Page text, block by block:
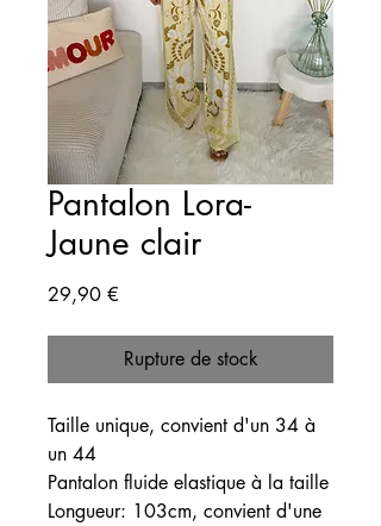
Pantalon Lora-
Jaune clair
29,90 €
Rupture de stock
​​​​​​Taille unique, convient d'un 34 à
un 44
Pantalon fluide elastique à la taille
Longueur: 103cm, convient d'une